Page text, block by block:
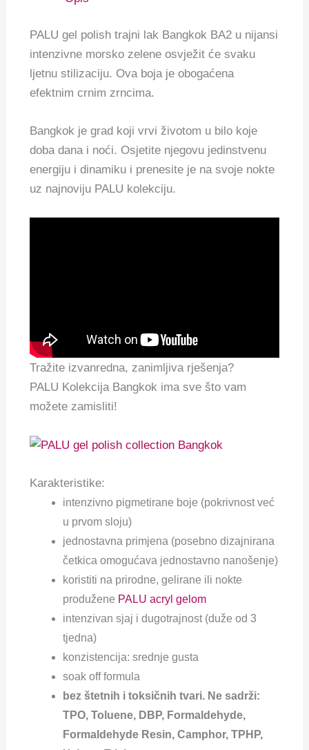
PALU gel polish trajni lak Bangkok BA2 u nijansi
intenzivne morsko zelene osvježit će svaku
ljetnu stilizaciju. Ova boja je obogaćena
efektnim crnim zrncima.
Bangkok je grad koji vrvi životom u bilo koje
doba dana i noći. Osjetite njegovu jedinstvenu
energiju i dinamiku i prenesite je na svoje nokte
uz najnoviju PALU kolekciju.
Tražite izvanredna, zanimljiva rješenja?
PALU Kolekcija Bangkok ima sve što vam
možete zamisliti!
Karakteristike:
intenzivno pigmetirane boje (pokrivnost već
u prvom sloju)
jednostavna primjena (posebno dizajnirana
četkica omogućava jednostavno nanošenje)
koristiti na prirodne, gelirane ili nokte
produžene PALU acryl gelom
intenzivan sjaj i dugotrajnost (duže od 3
tjedna)
konzistencija: srednje gusta
soak off formula
bez štetnih i toksičnih tvari. Ne sadrži:
TPO, Toluene, DBP, Formaldehyde,
Formaldehyde Resin, Camphor, TPHP,